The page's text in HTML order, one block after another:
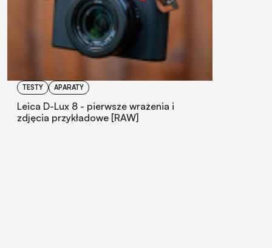
TESTY APARATY
Leica D-Lux 8 - pierwsze wrażenia i
zdjęcia przykładowe [RAW]